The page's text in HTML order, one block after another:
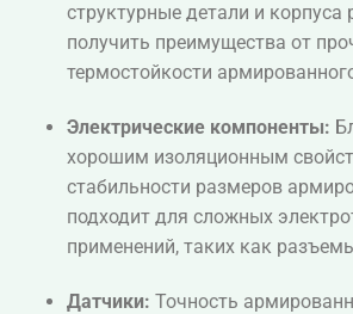
структурные детали и корпуса
получить преимущества от
термостойкости
Электрические компоненты:
хорошим изоляционным
стабильности размеров
подходит для сложных
применений, таких как
Датчики: Точность